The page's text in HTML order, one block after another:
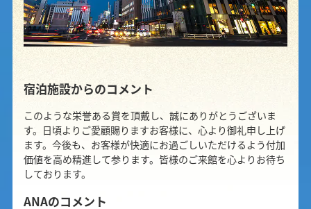
宿泊施設からのコメント
このような栄誉ある賞を頂戴し、誠にありがとうございま
す。日頃よりご愛顧賜りますお客様に、心より御礼申し上げ
ます。今後も、お客様が快適にお過ごしいただけるよう付加
価値を高め精進して参ります。皆様のご来館を心よりお待ち
しております。
ANAのコメント